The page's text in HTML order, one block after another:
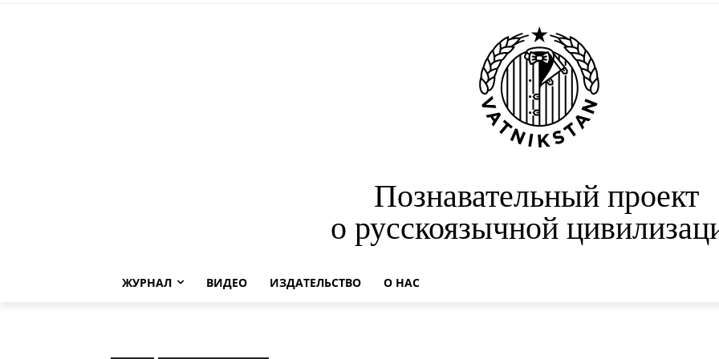
Познавательный проект
о русскоязычной
ЖУРНАЛ ВИДЕО ИЗДАТЕЛЬСТВО О НАС